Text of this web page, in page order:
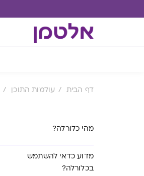
דף הבית עולמות התוכן
מהי כלורלה?
מדוע כדאי להשתמש
בכלורלה?